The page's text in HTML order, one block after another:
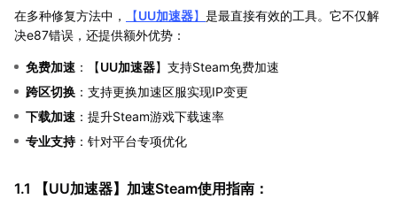
在多种修复方法中， 【UU加速器】 是最直接有效的工具。它不仅解
决e87错误，还提供额外优势：
免费加速 ：【UU加速器】支持Steam免费加速
跨区切换 ：支持更换加速区服实现IP变更
下载加速 ：提升Steam游戏下载速率
专业支持：针对平台专项优化
1.1 【UU加速器】加速Steam使用指南：